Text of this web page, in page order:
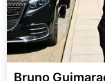
Bruno